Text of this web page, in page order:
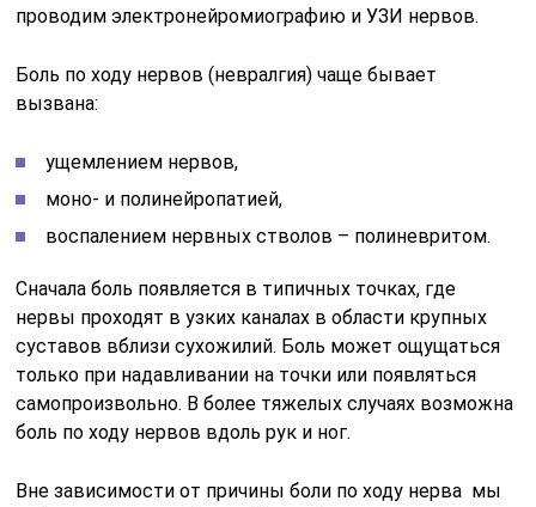
проводим электронейромиографию и УЗИ нервов.
Боль по ходу нервов (невралгия) чаще бывает
вызвана:
ущемлением нервов,
моно- и полинейропатией,
воспалением нервных стволов – полиневритом.
Сначала боль появляется в типичных точках, где
нервы проходят в узких каналах в области крупных
суставов вблизи сухожилий. Боль может ощущаться
только при надавливании на точки или появляться
самопроизвольно. В более тяжелых случаях возможна
боль по ходу нервов вдоль рук и ног.
Вне зависимости от причины боли по ходу нерва мы